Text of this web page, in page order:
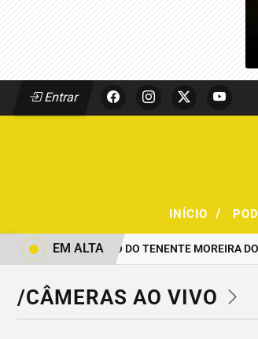
Entrar
INÍCIO /
AO COMANDO DO TENENTE MOREIRA
EM ALTA
/CÂMERAS AO VIVO